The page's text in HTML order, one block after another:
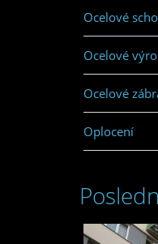
Ocelové
Ocelové
Ocelové
Oplocení